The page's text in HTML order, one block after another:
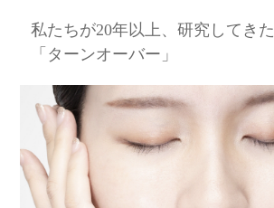
私たちが20年以上、研究してきた
「ターンオーバー」